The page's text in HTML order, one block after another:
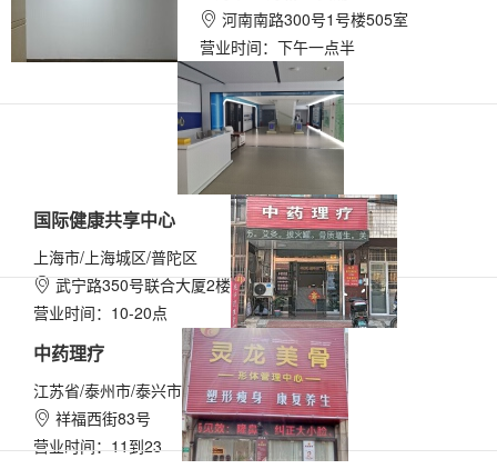
 河南南路300号1号楼505室
营业时间：下午一点半
国际健康共享中心
上海市/上海城区/普陀区
武宁路350号联合大厦2楼
营业时间：10-20点
中药理疗
江苏省/泰州市/泰兴市
 祥福西街83号
营业时间：11到23